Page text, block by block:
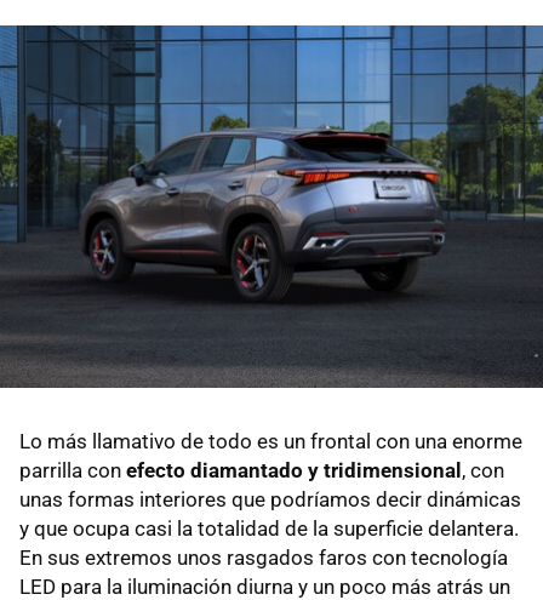
Lo más llamativo de todo es un frontal con una enorme
parrilla con efecto diamantado y tridimensional, con
unas formas interiores que podríamos decir dinámicas
y que ocupa casi la totalidad de la superficie delantera.
En sus extremos unos rasgados faros con tecnología
LED para la iluminación diurna y un poco más atrás un